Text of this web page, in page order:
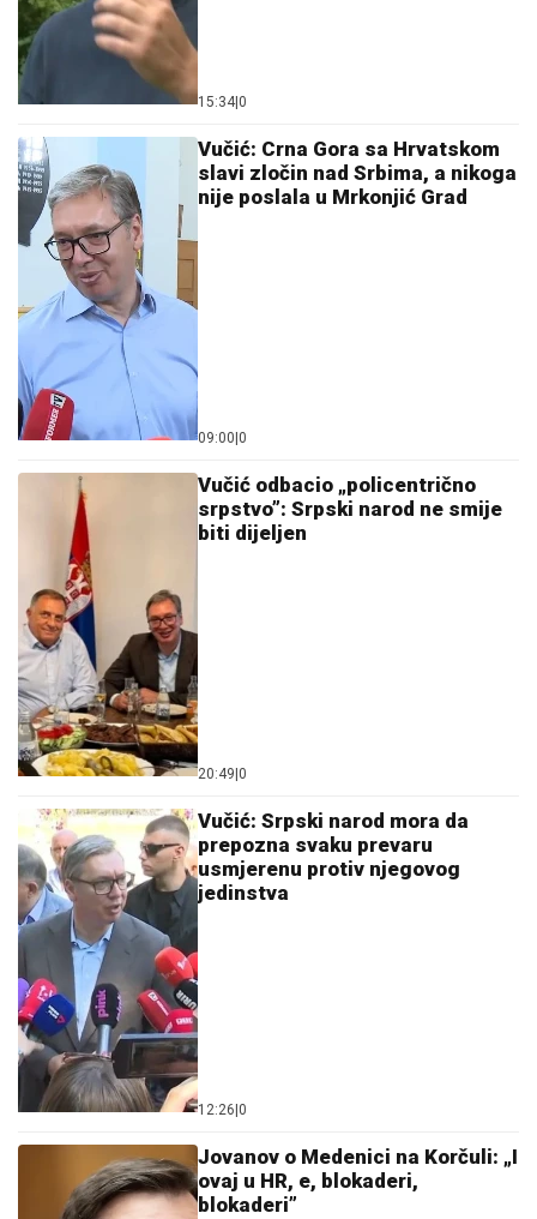
15:34 0
Vučić: Crna Gora sa Hrvatskom
slavi zločin nad Srbima, a nikoga
nije poslala u Mrkonjić Grad
09:00 0
Vučić odbacio „policentrično
srpstvo”: Srpski narod ne smije
biti dijeljen
20:49 0
Vučić: Srpski narod mora da
prepozna svaku prevaru
usmjerenu protiv njegovog
jedinstva
12:26 0
Jovanov o Medenici na Korčuli: „I
ovaj u HR, e, blokaderi,
blokaderi”